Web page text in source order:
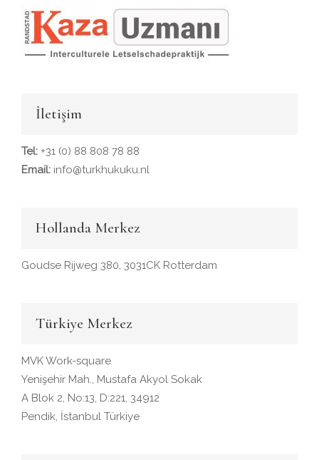
İletişim
Tel: +31 (0) 88 808 78 88
Email: info@turkhukuku.nl
Hollanda Merkez
Goudse Rijweg 380, 3031CK Rotterdam
Türkiye Merkez
MVK Work-square
Yenişehir Mah., Mustafa Akyol Sokak
A Blok 2, No:13, D:221, 34912
Pendik, İstanbul Türkiye